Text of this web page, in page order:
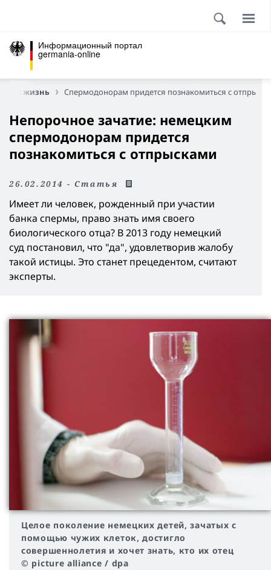
Информационный портал
germania-online
жизнь Cпермодонорам придется познакомиться с
Непорочное зачатие: немецким
спермодонорам придется
познакомиться с отпрысками
26.02.2014 - Статья
Имеет ли человек, рожденный при участии
банка спермы, право знать имя своего
биологического отца? В 2013 году немецкий
суд постановил, что "да", удовлетворив жалобу
такой истицы. Это станет прецедентом, считают
эксперты.
Целое поколение немецких детей, зачатых с
помощью чужих клеток, достигло
совершеннолетия и хочет знать, кто их отец
© picture alliance / dpa